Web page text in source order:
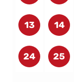
13 14
24 25